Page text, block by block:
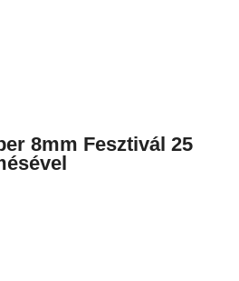
8mm Fesztivál 25